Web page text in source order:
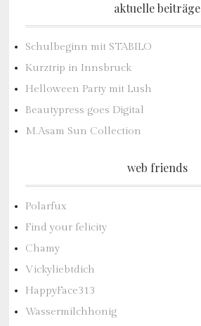
aktuelle beiträge
Schulbeginn mit STABILO
Kurztrip in Innsbruck
Helloween Party mit Lush
Beautypress goes Digital
M.Asam Sun Collection
web friends
Polarfux
Find your felicity
Chamy
Vickyliebtdich
HappyFace313
Wassermilchhonig